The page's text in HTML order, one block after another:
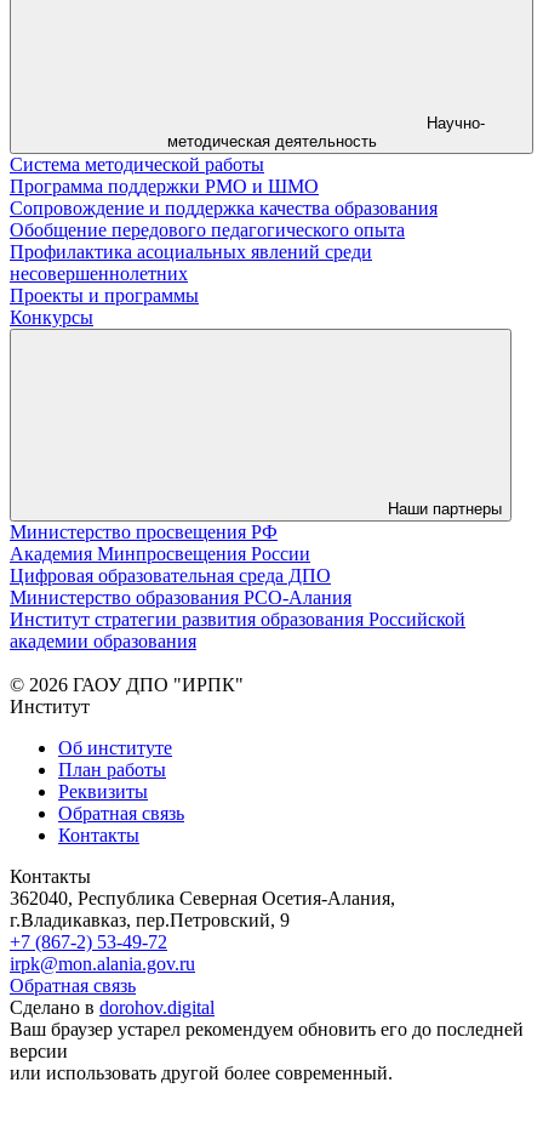
Научно-
методическая деятельность
Система методической работы
Программа поддержки РМО и ШМО
Сопровождение и поддержка качества образования
Обобщение передового педагогического опыта
Профилактика асоциальных явлений среди
несовершеннолетних
Проекты и программы
Конкурсы
Наши партнеры
Министерство просвещения РФ
Академия Минпросвещения России
Цифровая образовательная среда ДПО
Министерство образования РСО-Алания
Институт стратегии развития образования Российской
академии образования
© 2026 ГАОУ ДПО "ИРПК"
Институт
Об институте
План работы
Реквизиты
Обратная связь
Контакты
Контакты
362040, Республика Северная Осетия-Алания,
г.Владикавказ, пер.Петровский, 9
+7 (867-2) 53-49-72
irpk@mon.alania.gov.ru
Обратная связь
Сделано в dorohov.digital
Ваш браузер устарел рекомендуем обновить его до последней
версии
или использовать другой более современный.